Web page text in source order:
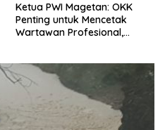
Ketua PWI Magetan: OKK
Penting untuk Mencetak
Wartawan Profesional,